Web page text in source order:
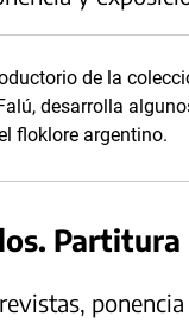
de la
desarrolla
floklore argentino.
Partitura